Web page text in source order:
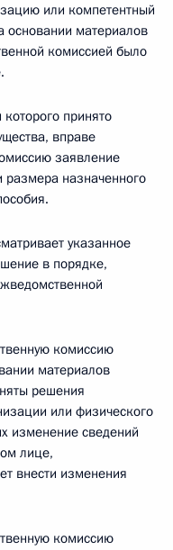
или компетентный
основании материалов
комиссией было
принято
вправе
заявление
назначенного
указанное
в порядке,
комиссию
материалов
решения
или физического
изменение сведений
лице,
внести изменения
комиссию